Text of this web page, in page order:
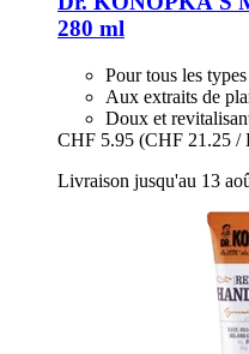
280 ml
Pour tous les
Aux extraits de
Doux et
CHF 5.95 (CHF 21.25 /
Livraison jusqu'au 13